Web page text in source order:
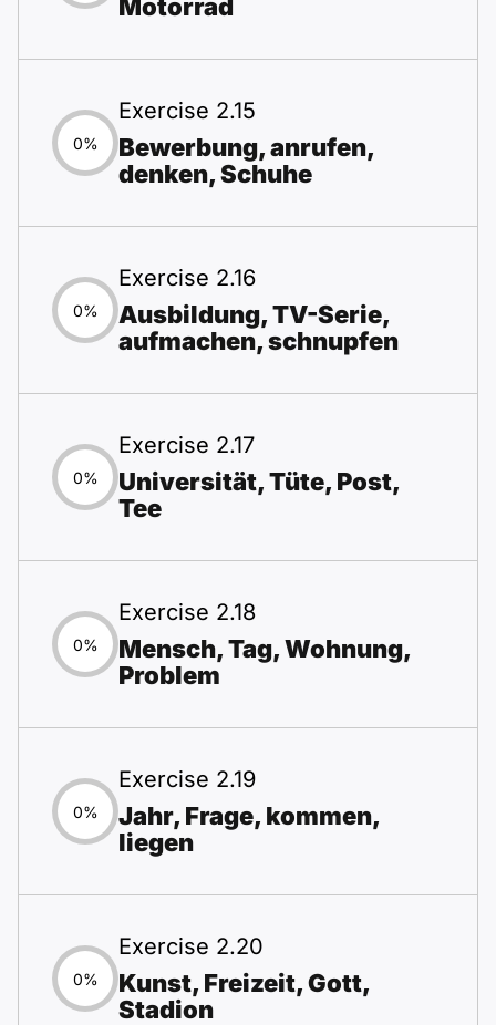
Motorrad
0%
Exercise 2.15
Bewerbung, anrufen,
denken, Schuhe
0%
Exercise 2.16
Ausbildung, TV-Serie,
aufmachen, schnupfen
0%
Exercise 2.17
Universität, Tüte, Post,
Tee
0%
Exercise 2.18
Mensch, Tag, Wohnung,
Problem
0%
Exercise 2.19
Jahr, Frage, kommen,
liegen
0%
Exercise 2.20
Kunst, Freizeit, Gott,
Stadion